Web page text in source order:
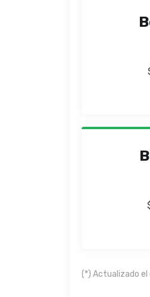
(*) Actualizado el